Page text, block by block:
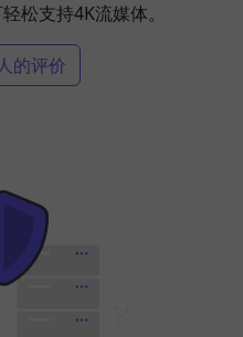
松支持4K流媒体。
的评价